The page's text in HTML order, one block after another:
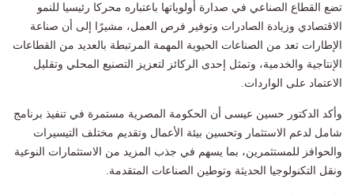
تضع القطاع الصناعي في صدارة أولوياتها باعتباره محركا رئيسيا للنمو
الاقتصادي وزيادة الصادرات وتوفير فرص العمل، مشيرًا إلى أن صناعة
الإطارات تعد من الصناعات الحيوية المهمة المرتبطة بالعديد من القطاعات
الإنتاجية والخدمية، وتمثل إحدى الركائز لتعزيز التصنيع المحلي وتقليل
الاعتماد على الواردات.
وأكد الدكتور حسين عيسى أن الحكومة المصرية مستمرة في تنفيذ برنامج
شامل لدعم الاستثمار وتحسين بيئة الأعمال وتقديم مختلف التيسيرات
والحوافز للمستثمرين، بما يسهم في جذب المزيد من الاستثمارات النوعية
ونقل التكنولوجيا الحديثة وتوطين الصناعات المتقدمة.